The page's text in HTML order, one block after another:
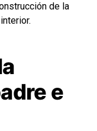
de la
e